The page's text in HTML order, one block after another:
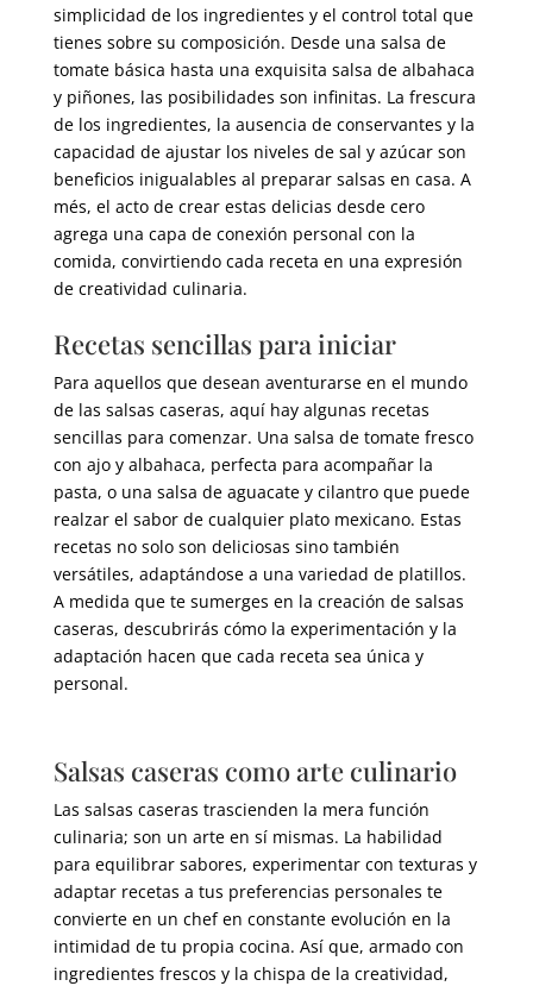
simplicidad de los ingredientes y el control total que
tienes sobre su composición. Desde una salsa de
tomate básica hasta una exquisita salsa de albahaca
y piñones, las posibilidades son infinitas. La frescura
de los ingredientes, la ausencia de conservantes y la
capacidad de ajustar los niveles de sal y azúcar son
beneficios inigualables al preparar salsas en casa. A
més, el acto de crear estas delicias desde cero
agrega una capa de conexión personal con la
comida, convirtiendo cada receta en una expresión
de creatividad culinaria.
Recetas sencillas para iniciar
Para aquellos que desean aventurarse en el mundo
de las salsas caseras, aquí hay algunas recetas
sencillas para comenzar. Una salsa de tomate fresco
con ajo y albahaca, perfecta para acompañar la
pasta, o una salsa de aguacate y cilantro que puede
realzar el sabor de cualquier plato mexicano. Estas
recetas no solo son deliciosas sino también
versátiles, adaptándose a una variedad de platillos.
A medida que te sumerges en la creación de salsas
caseras, descubrirás cómo la experimentación y la
adaptación hacen que cada receta sea única y
personal.
Salsas caseras como arte culinario
Las salsas caseras trascienden la mera función
culinaria; son un arte en sí mismas. La habilidad
para equilibrar sabores, experimentar con texturas y
adaptar recetas a tus preferencias personales te
convierte en un chef en constante evolución en la
intimidad de tu propia cocina. Así que, armado con
ingredientes frescos y la chispa de la creatividad,